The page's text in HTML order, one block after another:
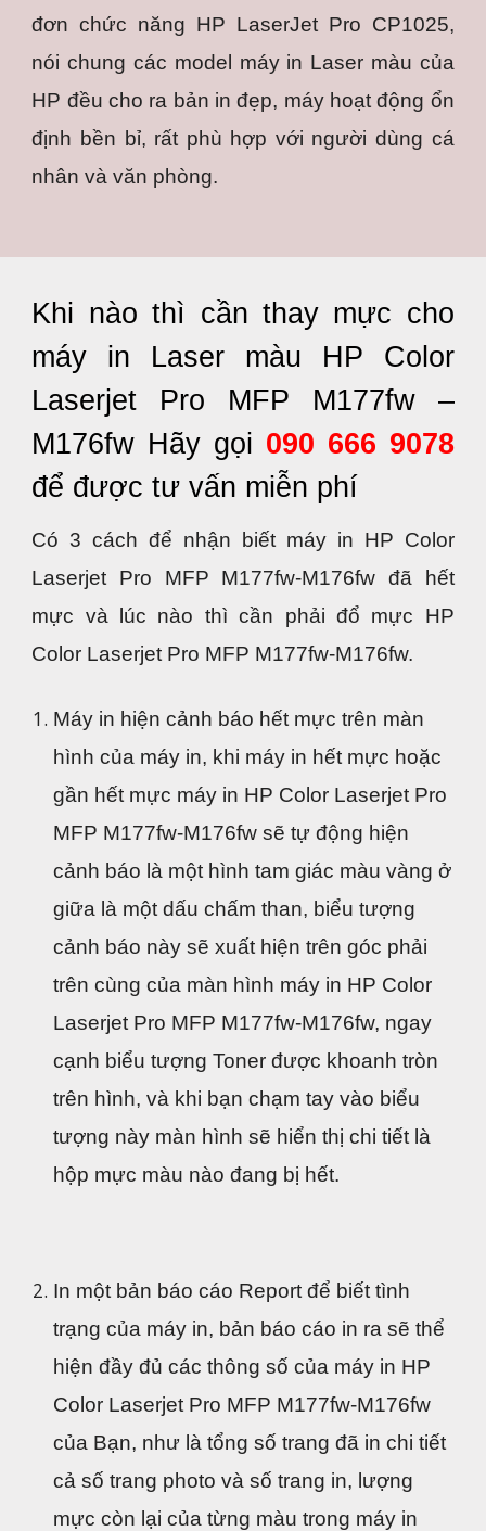
đơn chức năng HP LaserJet Pro CP1025,
nói chung các model máy in Laser màu của
HP đều cho ra bản in đẹp, máy hoạt động ổn
định bền bỉ, rất phù hợp với người dùng cá
nhân và văn phòng.
Khi nào thì cần thay mực cho
máy in Laser màu HP Color
Laserjet Pro MFP M177fw –
M176fw Hãy gọi 090 666 9078
để được tư vấn miễn phí
Có 3 cách để nhận biết máy in HP Color
Laserjet Pro MFP M177fw-M176fw đã hết
mực và lúc nào thì cần phải đổ mực HP
Color Laserjet Pro MFP M177fw-M176fw.
Máy in hiện cảnh báo hết mực trên màn
hình của máy in, khi máy in hết mực hoặc
gần hết mực máy in HP Color Laserjet Pro
MFP M177fw-M176fw sẽ tự động hiện
cảnh báo là một hình tam giác màu vàng ở
giữa là một dấu chấm than, biểu tượng
cảnh báo này sẽ xuất hiện trên góc phải
trên cùng của màn hình máy in HP Color
Laserjet Pro MFP M177fw-M176fw, ngay
cạnh biểu tượng Toner được khoanh tròn
trên hình, và khi bạn chạm tay vào biểu
tượng này màn hình sẽ hiển thị chi tiết là
hộp mực màu nào đang bị hết.
In một bản báo cáo Report để biết tình
trạng của máy in, bản báo cáo in ra sẽ thể
hiện đầy đủ các thông số của máy in HP
Color Laserjet Pro MFP M177fw-M176fw
của Bạn, như là tổng số trang đã in chi tiết
cả số trang photo và số trang in, lượng
mực còn lại của từng màu trong máy in